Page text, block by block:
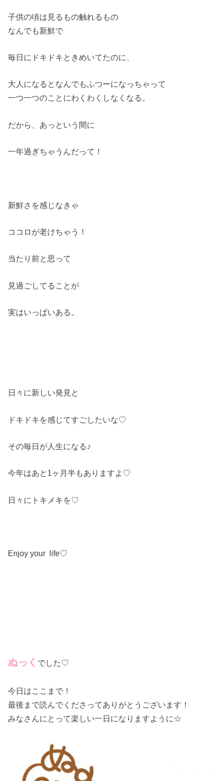
子供の頃は見るもの触れるもの
なんでも新鮮で
毎日にドキドキときめいてたのに、
大人になるとなんでもふつーになっちゃって
一つ一つのことにわくわくしなくなる。
だから、あっという間に
一年過ぎちゃうんだって！
新鮮さを感じなきゃ
ココロが老けちゃう！
当たり前と思って
見過ごしてることが
実はいっぱいある。
日々に新しい発見と
ドキドキを感じてすごしたいな♡
その毎日が人生になる♪
今年はあと1ヶ月半もありますよ♡
日々にトキメキを♡
Enjoy your life♡
ぬっく でした♡
今日はここまで！
最後まで読んでくださってありがとうございます！
みなさんにとって楽しい一日になりますように☆